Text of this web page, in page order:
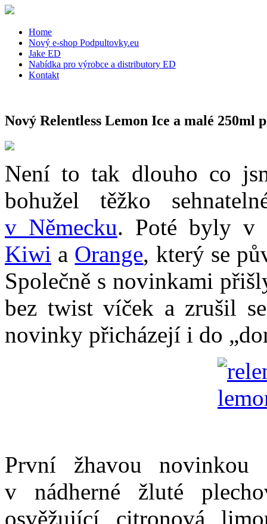
Home
Nový e-shop Podpultovky.eu
Jake ED
Nabídka pro výrobce a distributory ED
Kontakt
Nový Relentless Lemon Ice a malé 250ml
Není to tak dlouho co
bohužel těžko
v Německu. Poté byly v
Kiwi a Orange, který se
Společně s novinkami
bez twist víček a zrušil
novinky přicházejí i do
První žhavou
v nádherné žluté
osvěžující citronová